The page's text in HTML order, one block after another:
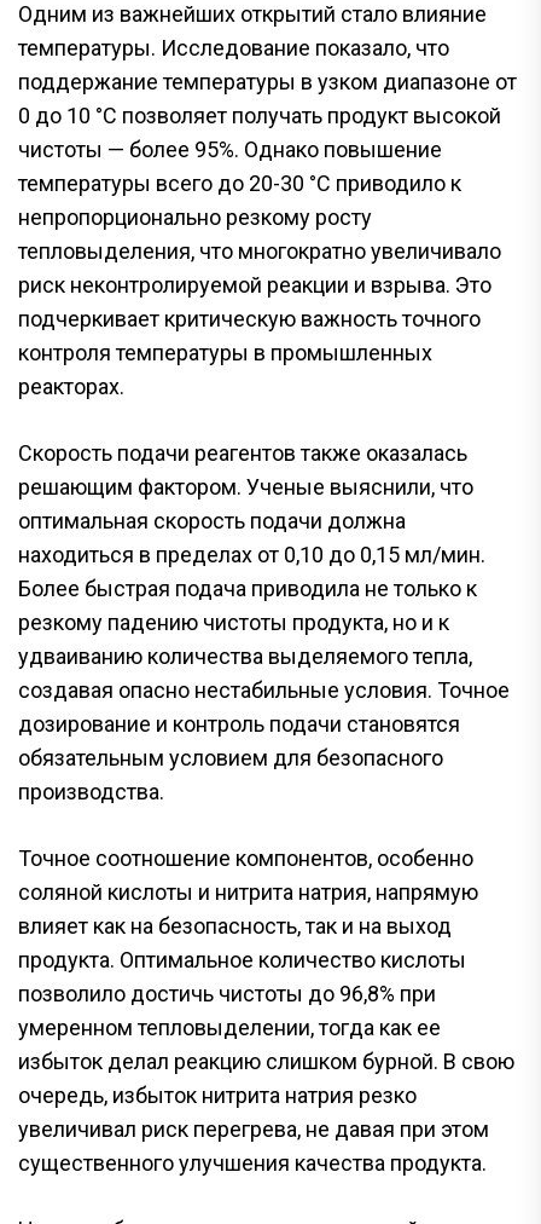
Одним из важнейших открытий стало влияние
температуры. Исследование показало, что
поддержание температуры в узком диапазоне от
0 до 10 °C позволяет получать продукт высокой
чистоты — более 95%. Однако повышение
температуры всего до 20-30 °C приводило к
непропорционально резкому росту
тепловыделения, что многократно увеличивало
риск неконтролируемой реакции и взрыва. Это
подчеркивает критическую важность точного
контроля температуры в промышленных
реакторах.
Скорость подачи реагентов также оказалась
решающим фактором. Ученые выяснили, что
оптимальная скорость подачи должна
находиться в пределах от 0,10 до 0,15 мл/мин.
Более быстрая подача приводила не только к
резкому падению чистоты продукта, но и к
удваиванию количества выделяемого тепла,
создавая опасно нестабильные условия. Точное
дозирование и контроль подачи становятся
обязательным условием для безопасного
производства.
Точное соотношение компонентов, особенно
соляной кислоты и нитрита натрия, напрямую
влияет как на безопасность, так и на выход
продукта. Оптимальное количество кислоты
позволило достичь чистоты до 96,8% при
умеренном тепловыделении, тогда как ее
избыток делал реакцию слишком бурной. В свою
очередь, избыток нитрита натрия резко
увеличивал риск перегрева, не давая при этом
существенного улучшения качества продукта.